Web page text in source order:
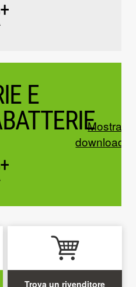
+
E
+
Mostrare
download
Trova un rivenditore